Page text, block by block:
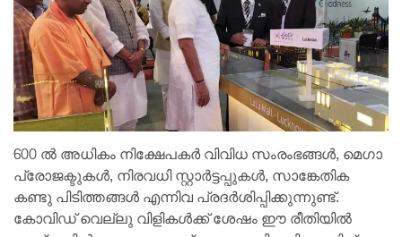
600 ൽ അധികം നിക്ഷേപകർ വിവിധ സംരംഭങ്ങൾ, മെഗാ
പ്രോജക്ടുകൾ, നിരവധി സ്റ്റാർട്ടപ്പുകൾ, സാങ്കേതിക
കണ്ടു പിടിത്തങ്ങൾ എന്നിവ പ്രദർശിപ്പിക്കുന്നുണ്ട്.
കോവിഡ് വെല്ലു വിളികൾക്ക് ശേഷം ഈ രീതിയിൽ